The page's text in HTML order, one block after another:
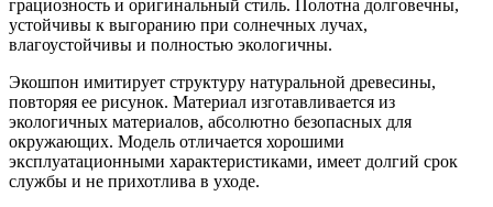
грациозность и оригинальный стиль. Полотна долговечны,
устойчивы к выгоранию при солнечных лучах,
влагоустойчивы и полностью экологичны.
Экошпон имитирует структуру натуральной древесины,
повторяя ее рисунок. Материал изготавливается из
экологичных материалов, абсолютно безопасных для
окружающих. Модель отличается хорошими
эксплуатационными характеристиками, имеет долгий срок
службы и не прихотлива в уходе.